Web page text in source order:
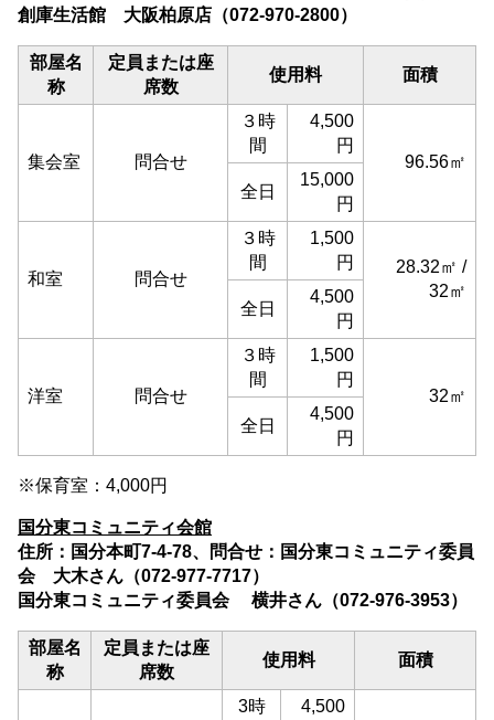
創庫生活館 大阪柏原店（072-970-2800）
部屋名
称
定員または座
席数
使用料 面積
集会室 問合せ
３時
間
4,500
円
96.56㎡
全日
15,000
円
和室 問合せ
３時
間
1,500
円
28.32㎡ /
32㎡
全日
4,500
円
洋室 問合せ
３時
間
1,500
円
32㎡
全日
4,500
円
※保育室：4,000円
国分東コミュニティ会館
住所：国分本町7-4-78、問合せ：国分東コミュニティ委員
会 大木さん（072-977-7717）
国分東コミュニティ委員会 横井さん（072-976-3953）
部屋名
称
定員または座
席数
使用料 面積
3時
4,500